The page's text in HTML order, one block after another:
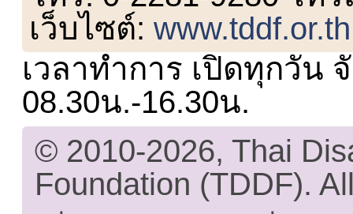
เว็บไซต์:www.tddf.or.th
เวลาทำการ เปิดทุกวัน
08.30น.-16.30น.
© 2010-2026, Thai
Foundation (TDDF).